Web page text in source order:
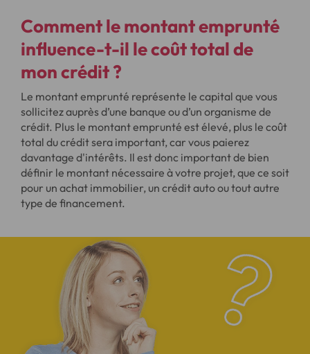
Comment le montant emprunté
influence-t-il le coût total de
mon crédit ?
Le montant emprunté représente le capital que vous
sollicitez auprès d’une banque ou d’un organisme de
crédit. Plus le montant emprunté est élevé, plus le coût
total du crédit sera important, car vous paierez
davantage d'intérêts. Il est donc important de bien
définir le montant nécessaire à votre projet, que ce soit
pour un achat immobilier, un crédit auto ou tout autre
type de financement.